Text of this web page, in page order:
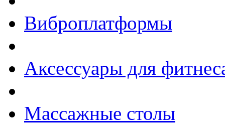
Виброплатформы
Аксессуары для
Массажные столы